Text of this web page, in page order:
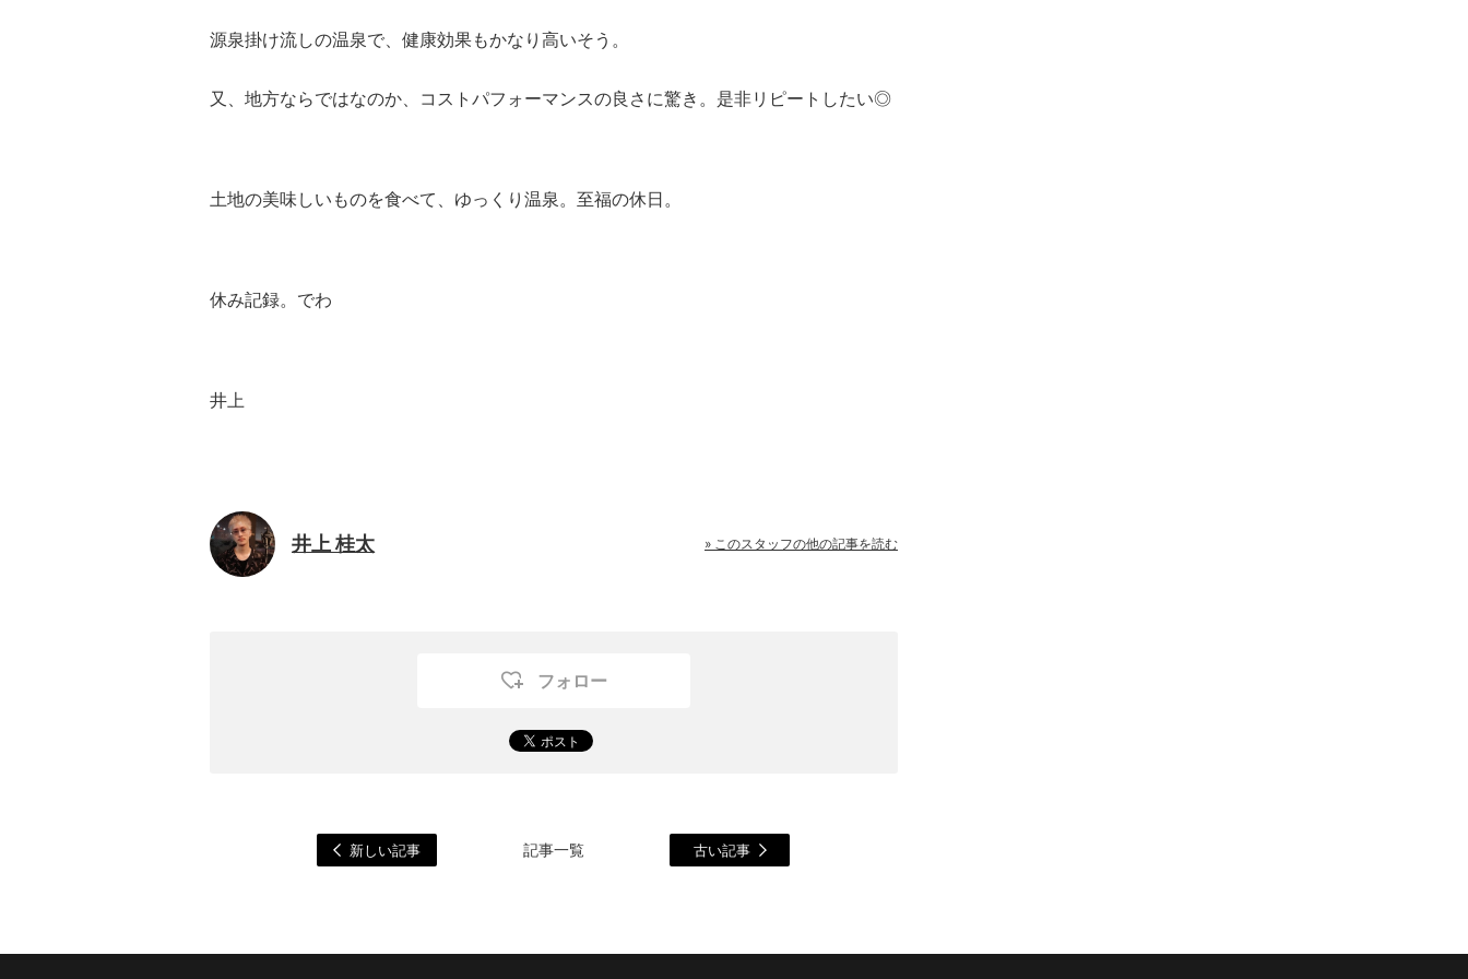
源泉掛け流しの温泉で、健康効果もかなり高いそう。
又、地方ならではなのか、コストパフォーマンスの良さに驚き。 是非リピートしたい◎
土地の美味しいものを食べて、ゆっくり温泉。 至福の休日。
休み記録。 でわ
井上
井上 桂太 » このスタッフの他の記事を読む
フォロー
新しい記事 記事一覧 古い記事